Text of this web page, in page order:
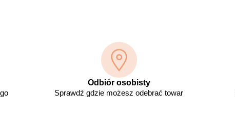
Odbiór osobisty
Sprawdź gdzie możesz odebrać towar